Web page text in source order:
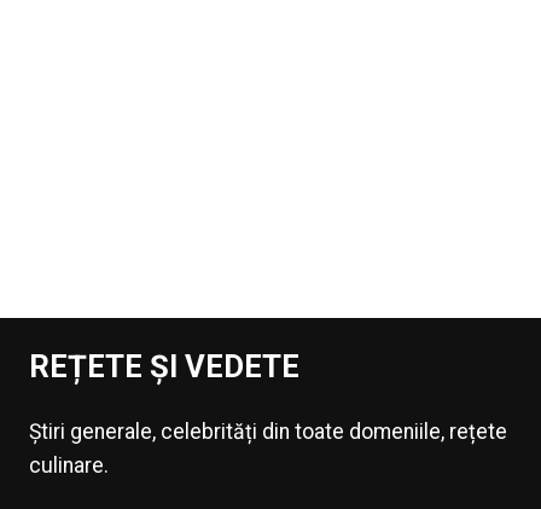
REȚETE ȘI VEDETE
Știri generale, celebrități din toate domeniile, rețete
culinare.